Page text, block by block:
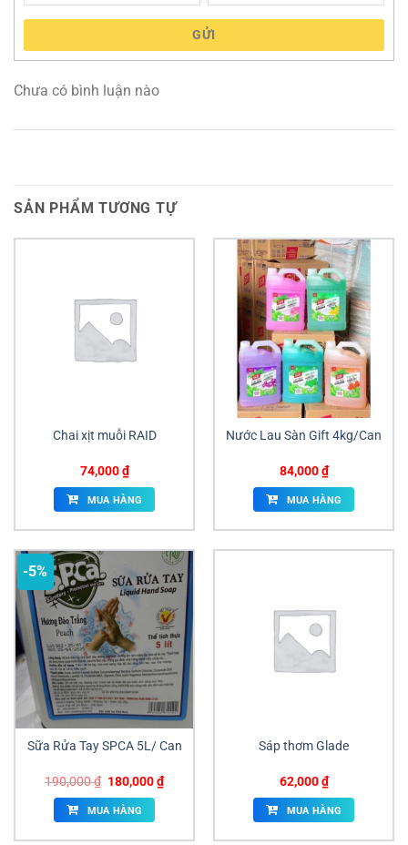
GỬI
Chưa có bình luận nào
SẢN PHẨM TƯƠNG TỰ
Chai xịt muỗi RAID
74,000₫
MUA HÀNG
Nước Lau Sàn Gift 4kg/Can
84,000₫
MUA HÀNG
-5%
Sữa Rửa Tay SPCA 5L/ Can
190,000₫ Giá
là:
190,000 ₫.
180,000₫Giá
hiện
MUA HÀNG
Sáp thơm Glade
62,000₫
MUA HÀNG